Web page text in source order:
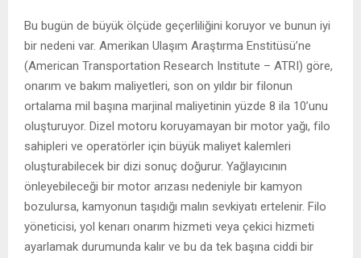
Bu bugün de büyük ölçüde geçerliliğini koruyor ve bunun iyi
bir nedeni var. Amerikan Ulaşım Araştırma Enstitüsü’ne
(American Transportation Research Institute – ATRI) göre,
onarım ve bakım maliyetleri, son on yıldır bir filonun
ortalama mil başına marjinal maliyetinin yüzde 8 ila 10’unu
oluşturuyor. Dizel motoru koruyamayan bir motor yağı, filo
sahipleri ve operatörler için büyük maliyet kalemleri
oluşturabilecek bir dizi sonuç doğurur. Yağlayıcının
önleyebileceği bir motor arızası nedeniyle bir kamyon
bozulursa, kamyonun taşıdığı malın sevkiyatı ertelenir. Filo
yöneticisi, yol kenarı onarım hizmeti veya çekici hizmeti
ayarlamak durumunda kalır ve bu da tek başına ciddi bir